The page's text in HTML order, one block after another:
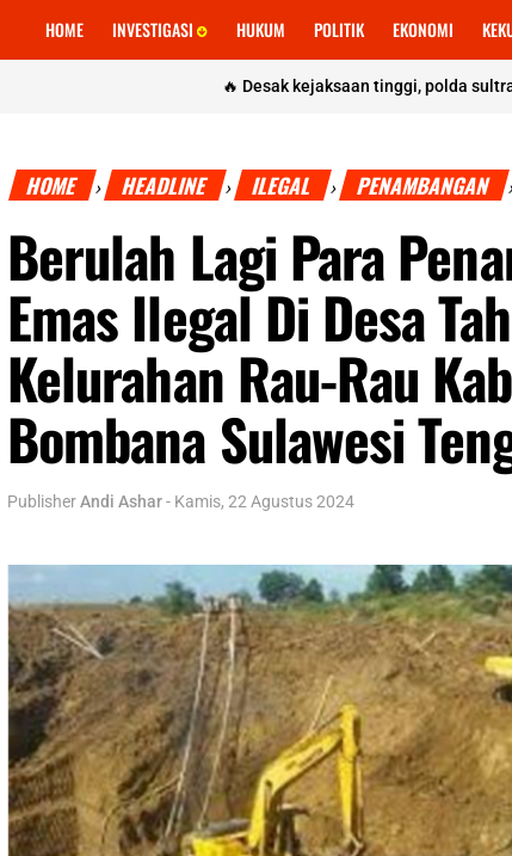
HOME INVESTIGASI HUKUM POLITIK EKONOMI
Desak kejaksaan tinggi, polda sultra, untuk
HOME › HEADLINE › ILEGAL › PENAMBANGAN
Berulah Lagi Para
Emas Ilegal Di Desa
Kelurahan Rau-Rau
Bombana Sulawesi
PublisherAndi Ashar- Kamis, 22 Agustus 2024